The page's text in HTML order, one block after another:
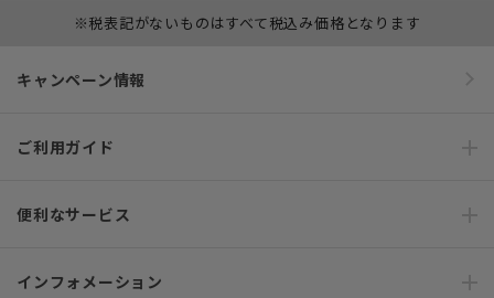
※税表記がないものはすべて税込み価格となります
キャンペーン情報
ご利用ガイド
便利なサービス
インフォメーション